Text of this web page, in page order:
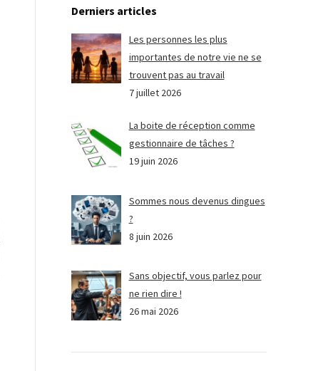
Derniers articles
Les personnes les plus
importantes de notre vie ne se
trouvent pas au travail
7 juillet 2026
La boite de réception comme
gestionnaire de tâches ?
19 juin 2026
Sommes nous devenus dingues
?
8 juin 2026
Sans objectif, vous parlez pour
ne rien dire !
26 mai 2026